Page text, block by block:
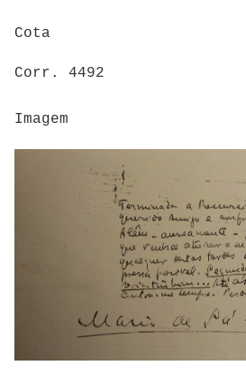
Cota
Corr. 4492
Imagem